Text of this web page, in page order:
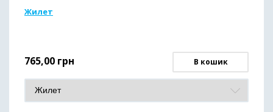
Жилет
765,00 грн В кошик